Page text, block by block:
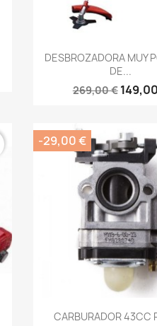
Vista
DESBROZADORA MUY
DE...
269,00 €
Vista
CARBURADOR 43CC
-29,00 €